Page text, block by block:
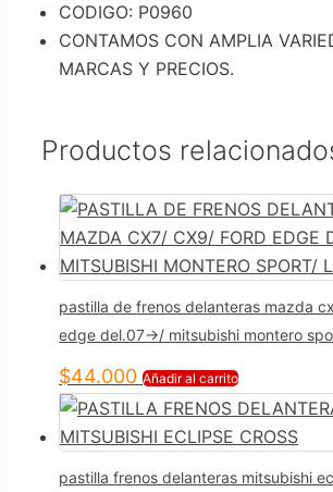
CODIGO: P0960
CONTAMOS CON AMPLIA
MARCAS Y PRECIOS.
Productos
pastilla de frenos delanteras mazda
edge del.07->/ mitsubishi montero
$44.000 Añadir al carrito
pastilla frenos delanteras mitsubishi